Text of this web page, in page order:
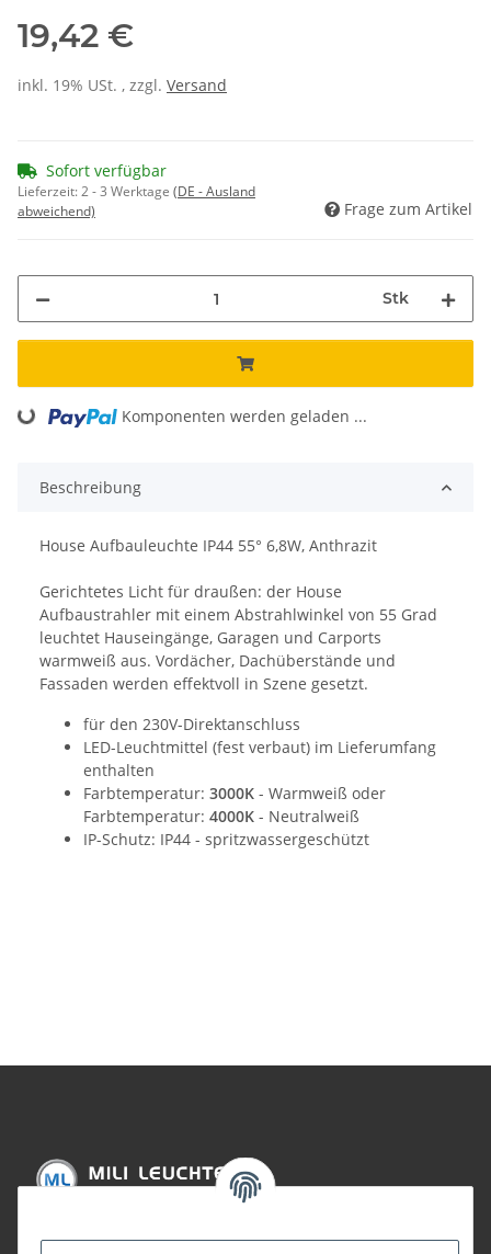
19,42 €
inkl. 19% USt. , zzgl. Versand
Sofort verfügbar
Lieferzeit:2 - 3 Werktage (DE - Ausland
abweichend)
Frage zum Artikel
Stk
Loading... Komponenten werden geladen ...
Beschreibung
House Aufbauleuchte IP44 55° 6,8W, Anthrazit
Gerichtetes Licht für draußen: der House
Aufbaustrahler mit einem Abstrahlwinkel von 55 Grad
leuchtet Hauseingänge, Garagen und Carports
warmweiß aus. Vordächer, Dachüberstände und
Fassaden werden effektvoll in Szene gesetzt.
für den 230V-Direktanschluss
LED-Leuchtmittel (fest verbaut) im Lieferumfang
enthalten
Farbtemperatur: 3000K - Warmweiß oder
Farbtemperatur: 4000K - Neutralweiß
IP-Schutz: IP44 - spritzwassergeschützt